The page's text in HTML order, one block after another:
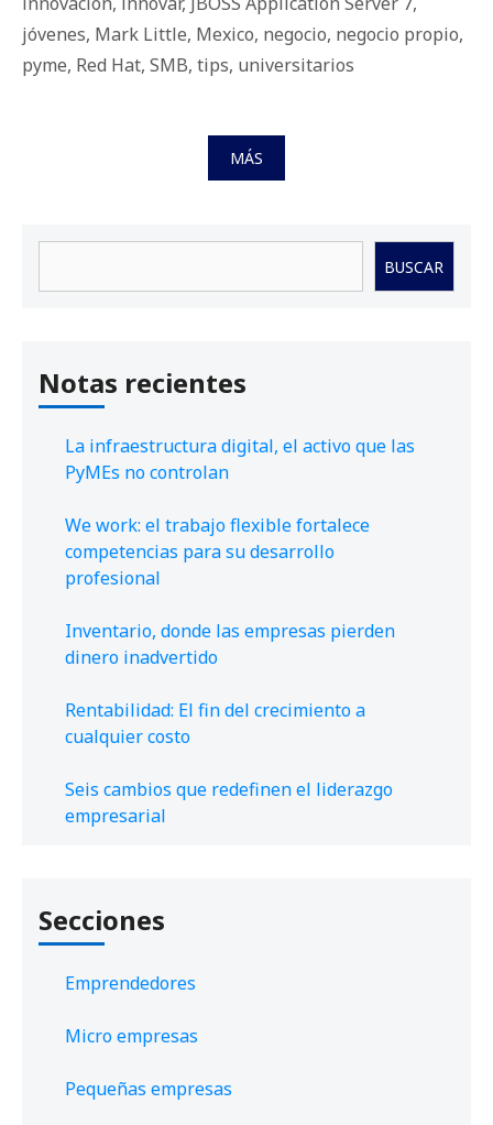
jóvenes, Mark Little, Mexico, negocio, negocio propio,
pyme, Red Hat, SMB, tips, universitarios
MÁS
BUSCAR
Notas recientes
La infraestructura digital, el activo que las
PyMEs no controlan
We work: el trabajo flexible fortalece
competencias para su desarrollo
profesional
Inventario, donde las empresas pierden
dinero inadvertido
Rentabilidad: El fin del crecimiento a
cualquier costo
Seis cambios que redefinen el liderazgo
empresarial
Secciones
Emprendedores
Micro empresas
Pequeñas empresas